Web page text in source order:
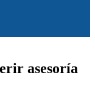
asesoría